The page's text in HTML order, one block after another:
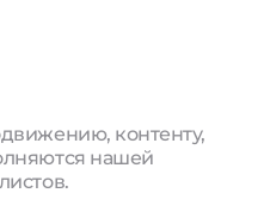
контенту,
нашей